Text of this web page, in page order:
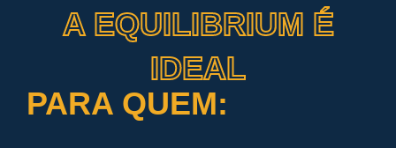
A EQUILIBRIUM É
IDEAL
PARA QUEM: